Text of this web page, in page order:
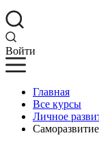
Войти
Главная
Все курсы
Личное
Саморазвитие